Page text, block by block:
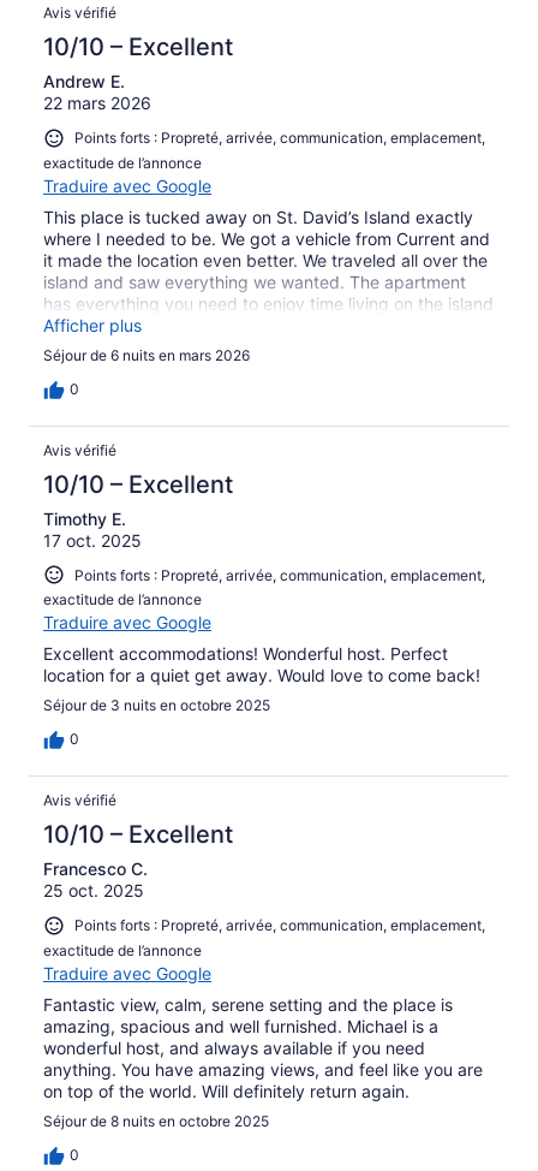
Avis vérifié
10/10 – Excellent
Andrew E.
22 mars 2026
Points forts : Propreté, arrivée, communication, emplacement,
exactitude de l’annonce
Traduire avec Google
This place is tucked away on St. David’s Island exactly
where I needed to be. We got a vehicle from Current and
it made the location even better. We traveled all over the
island and saw everything we wanted. The apartment
has everything you need to enjoy time living on the island
(rather than staying in a hotel). Mike was great at getting
us whatever we needed and he was very hospitable. I
strongly recommend staying here.
Afficher plus
Séjour de 6 nuits en mars 2026
0
Avis vérifié
10/10 – Excellent
Timothy E.
17 oct. 2025
Points forts : Propreté, arrivée, communication, emplacement,
exactitude de l’annonce
Traduire avec Google
Excellent accommodations! Wonderful host. Perfect
location for a quiet get away. Would love to come back!
Séjour de 3 nuits en octobre 2025
0
Avis vérifié
10/10 – Excellent
Francesco C.
25 oct. 2025
Points forts : Propreté, arrivée, communication, emplacement,
exactitude de l’annonce
Traduire avec Google
Fantastic view, calm, serene setting and the place is
amazing, spacious and well furnished. Michael is a
wonderful host, and always available if you need
anything. You have amazing views, and feel like you are
on top of the world. Will definitely return again.
Séjour de 8 nuits en octobre 2025
0